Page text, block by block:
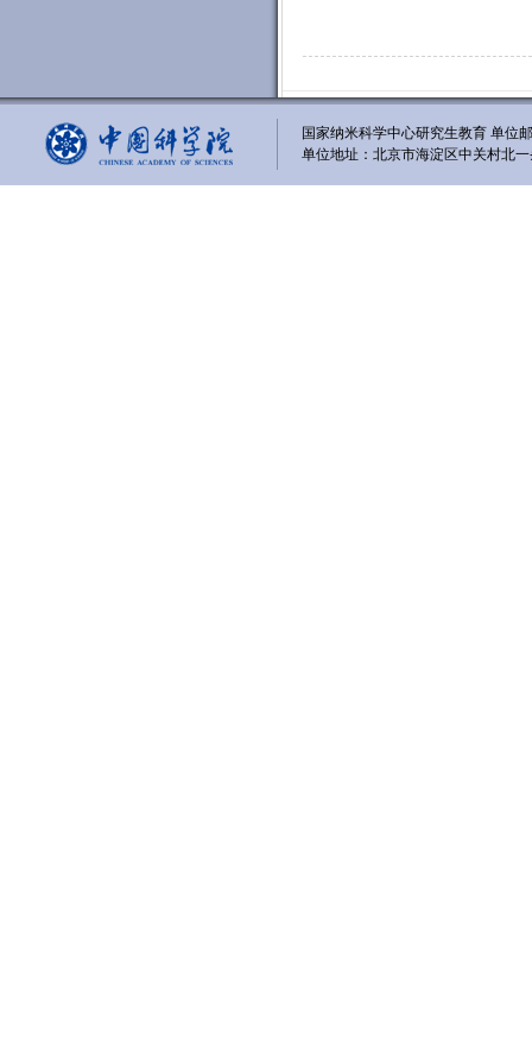
国家纳米科学中心研究生教育 单位
单位地址：北京市海淀区中关村北